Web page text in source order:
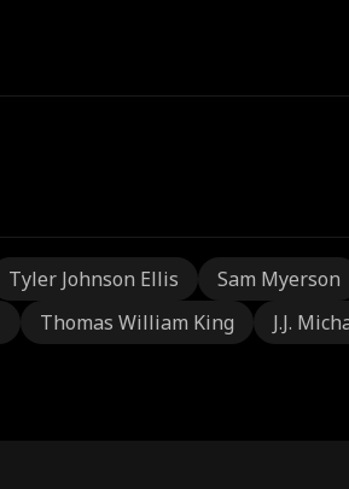
Tyler Johnson Ellis Sam Myerson
Thomas William King J.J.